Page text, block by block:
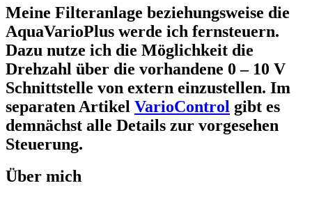
Meine Filteranlage beziehungsweise die
AquaVarioPlus werde ich fernsteuern.
Dazu nutze ich die Möglichkeit die
Drehzahl über die vorhandene 0 – 10 V
Schnittstelle von extern einzustellen. Im
separaten Artikel VarioControl gibt es
demnächst alle Details zur vorgesehen
Steuerung.
Über mich